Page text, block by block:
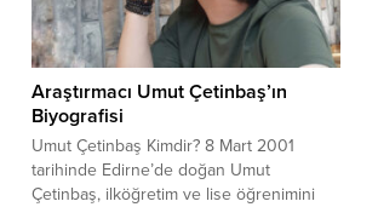
Araştırmacı Umut Çetinbaş’ın
Biyografisi
Umut Çetinbaş Kimdir? 8 Mart 2001
tarihinde Edirne’de doğan Umut
Çetinbaş, ilköğretim ve lise öğrenimini